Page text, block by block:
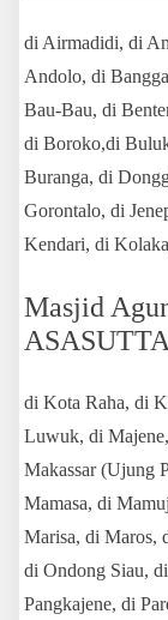
di Airmadidi, di
Andolo, di
Bau-Bau, di
di Boroko,di
Buranga, di
Gorontalo, di
Kendari, di
Masjid
di Kota Raha, di
Luwuk, di
Makassar (Ujung
Mamasa, di
Marisa, di Maros,
di Ondong Siau,
Pangkajene, di